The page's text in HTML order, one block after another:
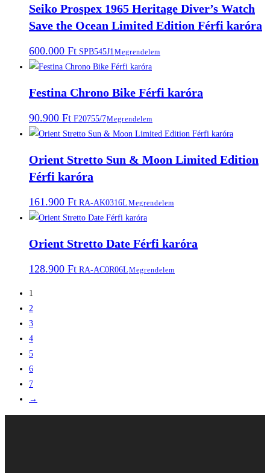
Seiko Prospex 1965 Heritage Diver’s Watch
Save the Ocean Limited Edition Férfi karóra
600.000 Ft SPB545J1 Megrendelem
Festina Chrono Bike Férfi karóra
90.900 Ft F20755/7Megrendelem
Orient Stretto Sun & Moon Limited Edition
Férfi karóra
161.900 Ft RA-AK0316LMegrendelem
Orient Stretto Date Férfi karóra
128.900 Ft RA-AC0R06LMegrendelem
1
2
3
4
5
6
7
→